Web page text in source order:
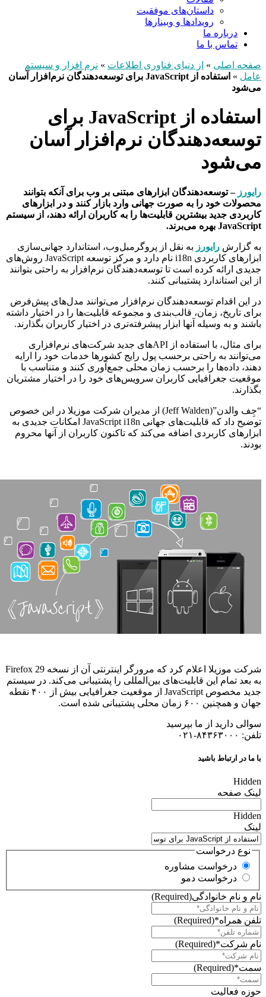
داستان‌های موفقیت
رویدادها و وبینارها
درباره ما
تماس با ما
صفحه اصلی » از دنیای فناوری اطلاعات » نرم افزار و سیستم
عامل »
استفاده از JavaScript برای توسعه‌دهندگان نرم‌افزار آسان
می‌شود
استفاده از JavaScript برای
توسعه‌دهندگان نرم‌افزار آسان
می‌شود
رایورز – توسعه‌دهندگان ابزارهای مبتنی بر وب برای آنکه بتوانند
محصولات خود را به صورت جهانی وارد بازار کنند و در ابزارهای
کاربردی جدید بیشترین قابلیت‌ها را به کاربران ارائه دهند، از سیستم
JavaScript بهره می‌برند.
به گزارش رایورز به نقل از پروگرمبل‌وب، استاندارد جهانی‌سازی
ابزارهای کاربردی i18n نام دارد و مرکز توسعه JavaScript روش‌های
جدیدی ارائه کرده است تا توسعه‌دهندگان نرم‌افزار به راحتی بتوانند
از این استاندارد پشتیبانی کنند.
در این اقدام توسعه‌دهندگان نرم‌افزار می‌توانند مدل‌های پیش‌فرض
برای تاریخ، زمان، قالب‌بندی و مجموعه قابلیت‌ها را در اختیار داشته
باشند و به وسیله آنها ابزار پیشرفته‌تری در اختیار کاربران بگذارند.
برای مثال، با استفاده از APIهای جدید شرکت‌های نرم‌افزاری
می‌توانند به راحتی برحسب پول رایج کشورها خدمات خود را ارایه
دهند، داده‌ها را برحسب زمان محلی جمع‌‌آوری کنند و متناسب با
موقعیت جغرافیایی کاربران سرویس‌های خود را در اختیار مشتریان
بگذارند.
“جِف والدن”(Jeff Walden) از مدیران شرکت موزیلا در این خصوص
توضیح داد که قابلیت‌های جهانی JavaScript i18n امکانات جدیدی به
ابزارهای کاربردی اضافه می‌کند که تاکنون کاربران از آنها محروم
بودند.
شرکت موزیلا اعلام کرد که مرورگر اینترنتی آن از نسخه Firefox 29
به بعد تمام این قابلیت‌های بین‌المللی را پشتیبانی می‌کند. در سیستم
جدید مخصوص JavaScript از موقعیت جغرافیایی بیش از ۴۰۰ نقطه
جهان و همچنین ۶۰۰ زمان محلی پشتیبانی شده است.
سوالی دارید از ما بپرسید
تلفن: ۸۴۳۶۳۰۰۰-۰۲۱
با ما در ارتباط باشید
Hidden
لینک صفحه
Hidden
لینک
نوع درخواست
درخواست مشاوره
درخواست دمو
نام و نام خانوادگی(Required)
تلفن همراه*(Required)
نام شرکت*(Required)
سمت*(Required)
حوزه فعالیت